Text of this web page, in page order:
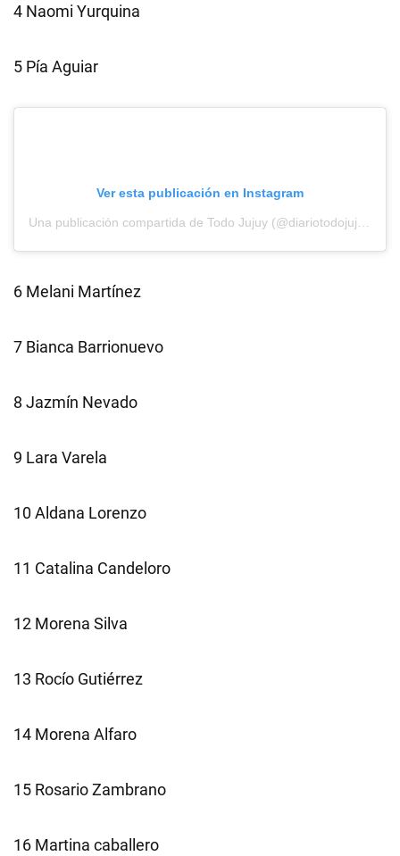
4 Naomi Yurquina
5 Pía Aguiar
Ver esta publicación en Instagram
6 Melani Martínez
7 Bianca Barrionuevo
8 Jazmín Nevado
9 Lara Varela
10 Aldana Lorenzo
11 Catalina Candeloro
12 Morena Silva
13 Rocío Gutiérrez
14 Morena Alfaro
15 Rosario Zambrano
16 Martina caballero